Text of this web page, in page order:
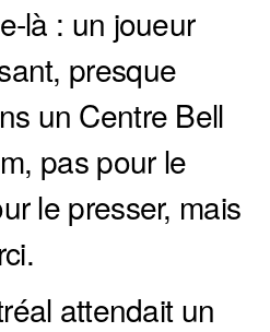
là : un joueur
presque
un Centre Bell
pas pour le
le presser, mais
attendait un